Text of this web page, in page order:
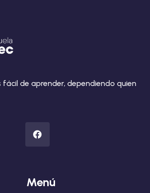
fácil de aprender, dependiendo quien
Menú